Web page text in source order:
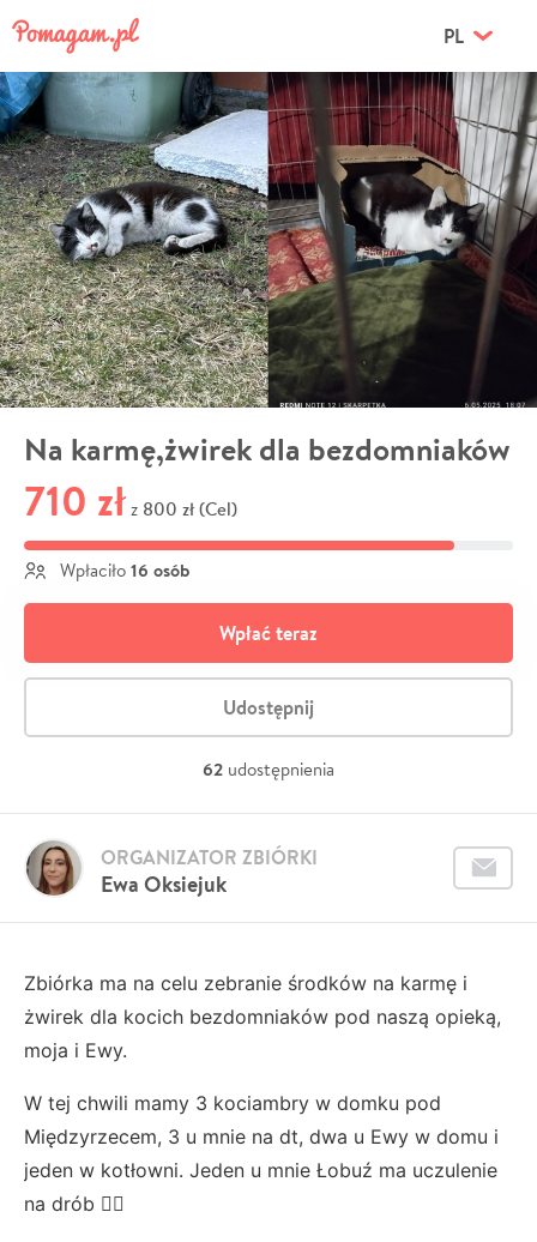
PL
Na karmę,żwirek dla bezdomniaków
710 zł z 800 zł (Cel)
Wpłaciło 16 osób
Wpłać teraz
Udostępnij
62 udostępnienia
Ewa Oksiejuk
ORGANIZATOR ZBIÓRKI
Zbiórka ma na celu zebranie środków na karmę i
żwirek dla kocich bezdomniaków pod naszą opieką,
moja i Ewy.
W tej chwili mamy 3 kociambry w domku pod
Międzyrzecem, 3 u mnie na dt, dwa u Ewy w domu i
jeden w kotłowni. Jeden u mnie Łobuź ma uczulenie
na drób 🤷‍♀️